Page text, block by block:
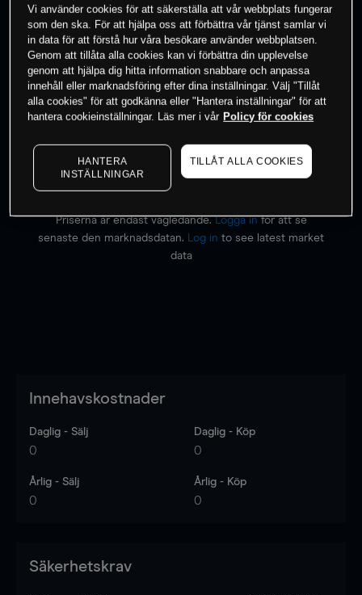
0% av kunderna har en position i detta
instrument
Börja handla
Priserna är endast vägledande.Logga inför att se
senaste den marknadsdatan.
Log in to see latest market
data
Innehavskostnader
Daglig - Sälj
0
Daglig - Köp
0
Årlig - Sälj
0
Årlig - Köp
0
Säkerhetskrav
Vi använder cookies för att säkerställa att vår webbplats fungerar
som den ska. För att hjälpa oss att förbättra vår tjänst samlar vi
in data för att förstå hur våra besökare använder webbplatsen.
Genom att tillåta alla cookies kan vi förbättra din upplevelse
genom att hjälpa dig hitta information snabbare och anpassa
innehåll eller marknadsföring efter dina inställningar. Välj "Tillåt
alla cookies" för att godkänna eller "Hantera inställningar" för att
hantera cookieinställningar. Läs mer i vår Policy för cookies
HANTERA
INSTÄLLNINGAR
TILLÅT ALLA COOKIES